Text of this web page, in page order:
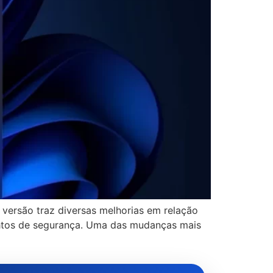
traz diversas melhorias em relação
de segurança. Uma das mudanças mais